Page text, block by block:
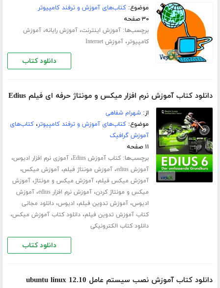
موضوع:کتاب‌های آموزش و ترفند کامپیوتر
۳۰ صفحه
برچسب‌ها:آموزش اینترنت،آموزش رایانه،آموزش
کامپیوتر،آموزش Internet
دانلود کتاب
دانلود کتاب آموزش نرم افزار میکس و مونتاژ حرفه ای فیلم Edius
از:شهرام شفاهی
موضوع:کتاب‌های آموزش و ترفند کامپیوتر،کتاب‌های
آموزش گرافیک
۱۱ صفحه
برچسب‌ها:کتاب آموزش Edius ،آموزی نرم افزار ادیوس،
آموزش edius ،آموزش مونتاژ فیلم،آموزش میکس،
آموزش میکس فیلم،آموزش میکس و مونتاژ،آموزش
میکس و مونتاژ کردن،آموزش نرم افزار edius ،آموزش
ادیوس،آموزش تدوین فیلم، ادیوس،دانلود مجانی
کتاب آموزش تدوین فیلم،دانلود کتاب آموزش میکس،
دانلود کتاب الکترونیکی
دانلود کتاب
دانلود کتاب آموزش نصب سیستم عامل ubuntu linux 12.10